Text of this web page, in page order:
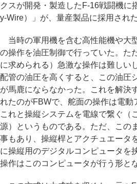
クスが開発・製造したF-16戦闘機に
y-Wire）」が、量産製品に採用され
当時の軍用機を含む高性能機や大
の操作を油圧制御で行っていた。た
に求められる）急激な操作は難しい
配管の油圧を高くすると、この油圧
が馬鹿にならなかった。これを解決
れたのがFBWで、舵面の操作は電動
これと操縦システムを電線で繋ぐ（
源）というものである。ただ、この
事もあり、操縦桿とアクチュエータ
に操縦用のデジタルコンピュータを
操作はこのコンピュータが行う形と